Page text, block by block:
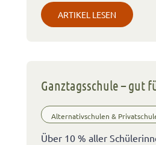
ARTIKEL LESEN
Ganztagsschule – gut
Alternativschulen &
Über 10 % aller